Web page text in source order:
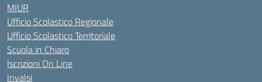
MIUR
Ufficio Scolastico Regionale
Ufficio Scolastico Territoriale
Scuola in Chiaro
Iscrizioni On Line
Invalsi